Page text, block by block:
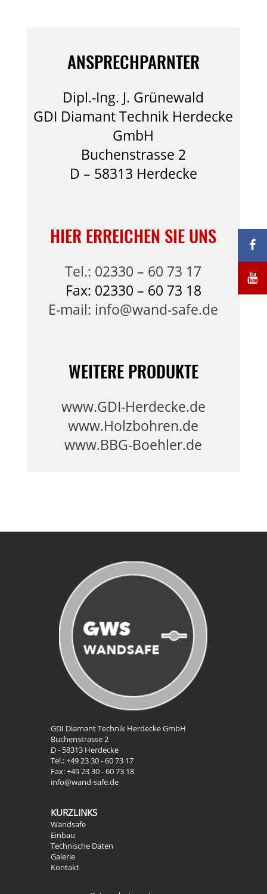
ANSPRECHPARNTER
Dipl.-Ing. J. Grünewald
GDI Diamant Technik Herdecke
GmbH
Buchenstrasse 2
D – 58313 Herdecke
HIER ERREICHEN SIE UNS
Tel.: 02330 – 60 73 17
Fax: 02330 – 60 73 18
E-mail: info@wand-safe.de
WEITERE PRODUKTE
www.GDI-Herdecke.de
www.Holzbohren.de
www.BBG-Boehler.de
GDI Diamant Technik Herdecke GmbH
Buchenstrasse 2
D - 58313 Herdecke
Tel.: +49 23 30 - 60 73 17
Fax: +49 23 30 - 60 73 18
info@wand-safe.de
KURZLINKS
Wandsafe
Einbau
Technische Daten
Galerie
Kontakt